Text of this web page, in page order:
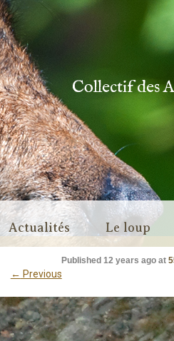
Collectif des
Actualités Le loup
Published 12 years ago at
← Previous